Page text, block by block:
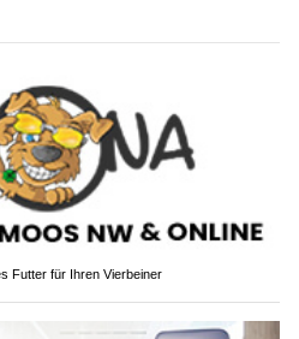
Futter für Ihren Vierbeiner